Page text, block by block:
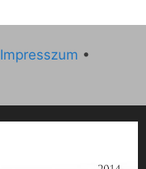
Impresszum •